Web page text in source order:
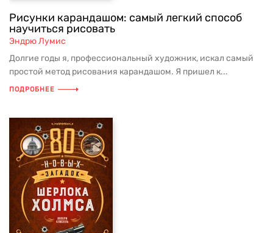
Рисунки карандашом: самый легкий способ
научиться рисовать
Эндрю Лумис
Долгие годы я, профессиональный художник, искал самый
простой метод рисования карандашом. Я пришел к...
ПОДРОБНЕЕ